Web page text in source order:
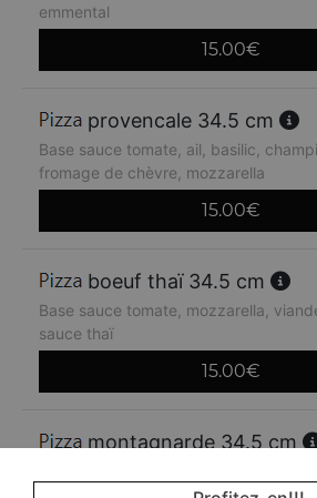
emmental
15.00€
provencale 34.5 cm
Base sauce tomate, ail, basilic,
fromage de chèvre, mozzarella
15.00€
boeuf thaï 34.5 cm
Base sauce tomate, mozzarella,
sauce thaï
15.00€
montagnarde 34.5 cm